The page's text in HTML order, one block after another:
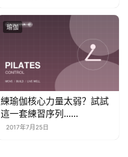
瑜伽
練瑜伽核心力量太弱？試試
這一套練習序列……
2017年7月25日